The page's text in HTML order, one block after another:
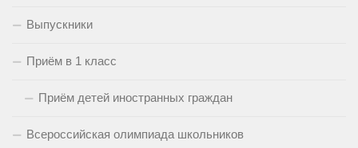
Выпускники
Приём в 1 класс
Приём детей иностранных граждан
Всероссийская олимпиада школьников